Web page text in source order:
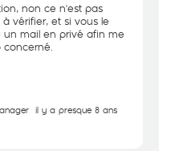
non ce n'est pas
vérifier, et si vous le
mail en privé afin me
il y a presque 8 ans